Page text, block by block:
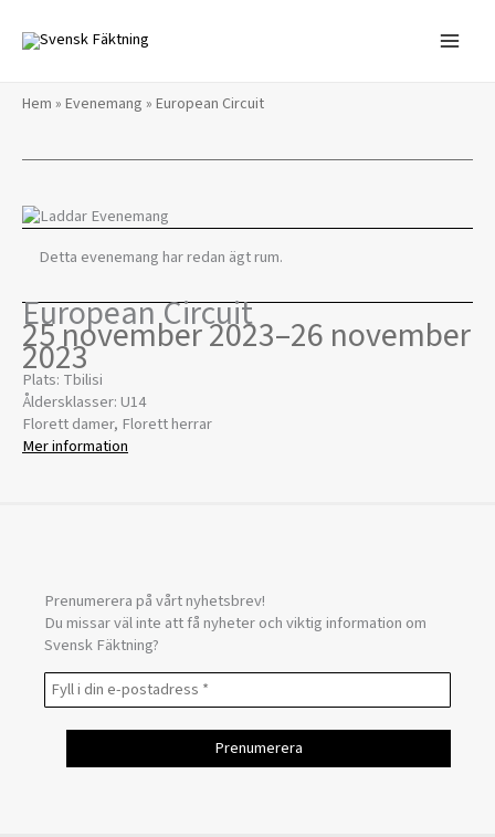
innehåll
Hem » Evenemang » European Circuit
Detta evenemang har redan ägt rum.
European Circuit
25 november 2023–26 november
2023
Plats: Tbilisi
Åldersklasser: U14
Florett damer, Florett herrar
Mer information
Prenumerera på vårt nyhetsbrev!
Du missar väl inte att få nyheter och viktig information om
Svensk Fäktning?